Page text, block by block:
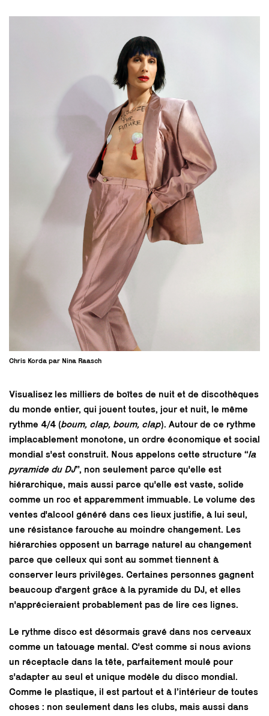
Chris Korda par Nina Raasch
Visualisez les milliers de boîtes de nuit et de discothèques
du monde entier, qui jouent toutes, jour et nuit, le même
rythme 4/4 (boum, clap, boum, clap). Autour de ce rythme
implacablement monotone, un ordre économique et social
mondial s'est construit. Nous appelons cette structure “la
pyramide du DJ”, non seulement parce qu'elle est
hiérarchique, mais aussi parce qu'elle est vaste, solide
comme un roc et apparemment immuable. Le volume des
ventes d'alcool généré dans ces lieux justifie, à lui seul,
une résistance farouche au moindre changement. Les
hiérarchies opposent un barrage naturel au changement
parce que celleux qui sont au sommet tiennent à
conserver leurs privilèges. Certaines personnes gagnent
beaucoup d'argent grâce à la pyramide du DJ, et elles
n'apprécieraient probablement pas de lire ces lignes.
Le rythme disco est désormais gravé dans nos cerveaux
comme un tatouage mental. C'est comme si nous avions
un réceptacle dans la tête, parfaitement moulé pour
s'adapter au seul et unique modèle du disco mondial.
Comme le plastique, il est partout et à l’intérieur de toutes
choses : non seulement dans les clubs, mais aussi dans